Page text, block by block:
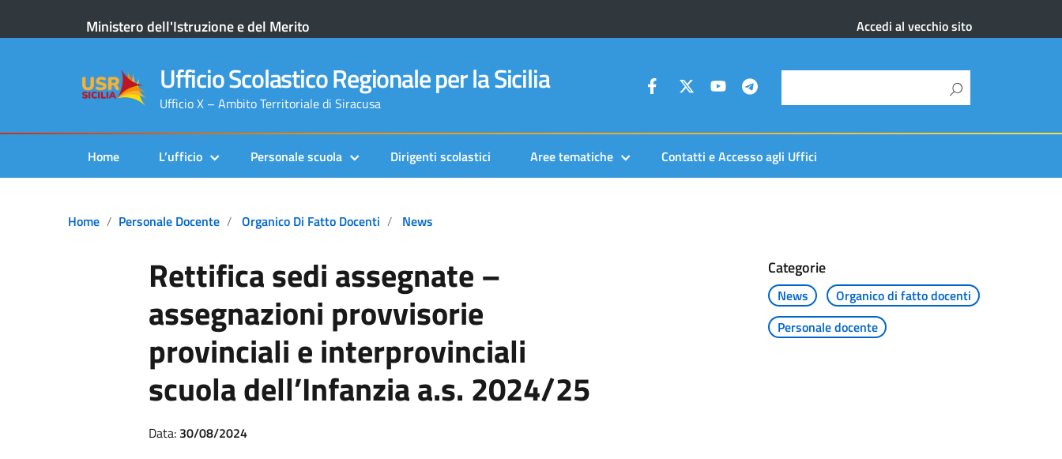
Ministero dell'Istruzione e del Merito Accedi al vecchio sito
Ufficio Scolastico Regionale per la Sicilia
Ufficio X – Ambito Territoriale di Siracusa
Home L’ufficio Personale scuola Dirigenti scolastici Aree tematiche Contatti e Accesso agli Uffici
Home Personale Docente Organico Di Fatto Docenti News
Rettifica sedi assegnate –
assegnazioni provvisorie
provinciali e interprovinciali
scuola dell’Infanzia a.s. 2024/25
Categorie
News
Organico di fatto docenti
Personale docente
Data: 30/08/2024